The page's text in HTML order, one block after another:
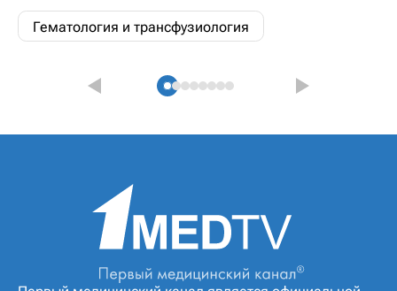
Гематология и трансфузиология